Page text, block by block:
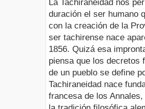
La Tachiraneidad nos
duración el ser humano
con la creación de la
ser tachirense nace
1856. Quizá esa
piensa que los decretos
de un pueblo se define
Tachiraneidad nace
francesa de los